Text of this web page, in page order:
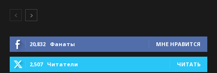
20,832 Фанаты МНЕ НРАВИТСЯ
2,507 Читатели ЧИТАТЬ